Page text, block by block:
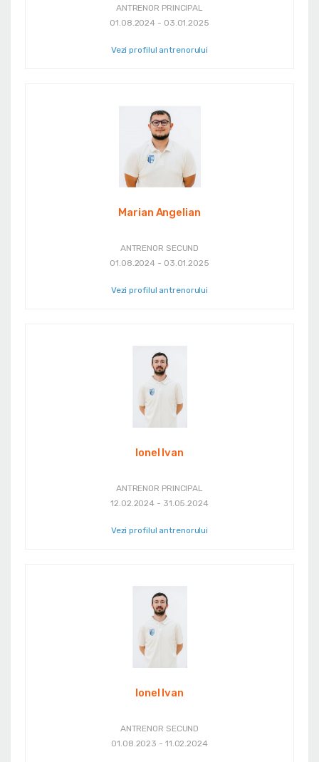
ANTRENOR PRINCIPAL
01.08.2024 - 03.01.2025
Vezi profilul antrenorului
Marian Angelian
ANTRENOR SECUND
01.08.2024 - 03.01.2025
Vezi profilul antrenorului
Ionel Ivan
ANTRENOR PRINCIPAL
12.02.2024 - 31.05.2024
Vezi profilul antrenorului
Ionel Ivan
ANTRENOR SECUND
01.08.2023 - 11.02.2024